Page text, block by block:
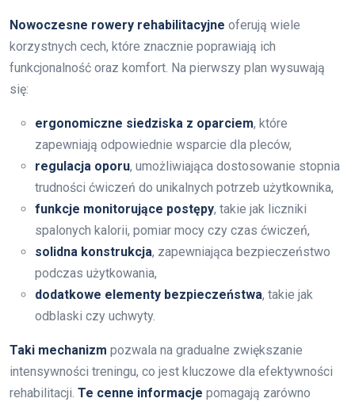
Nowoczesne rowery rehabilitacyjne oferują wiele
korzystnych cech, które znacznie poprawiają ich
funkcjonalność oraz komfort. Na pierwszy plan wysuwają
się:
ergonomiczne siedziska z oparciem, które
zapewniają odpowiednie wsparcie dla pleców,
regulacja oporu, umożliwiająca dostosowanie stopnia
trudności ćwiczeń do unikalnych potrzeb użytkownika,
funkcje monitorujące postępy, takie jak liczniki
spalonych kalorii, pomiar mocy czy czas ćwiczeń,
solidna konstrukcja, zapewniająca bezpieczeństwo
podczas użytkowania,
dodatkowe elementy bezpieczeństwa, takie jak
odblaski czy uchwyty.
Taki mechanizm pozwala na gradualne zwiększanie
intensywności treningu, co jest kluczowe dla efektywności
rehabilitacji. Te cenne informacje pomagają zarówno